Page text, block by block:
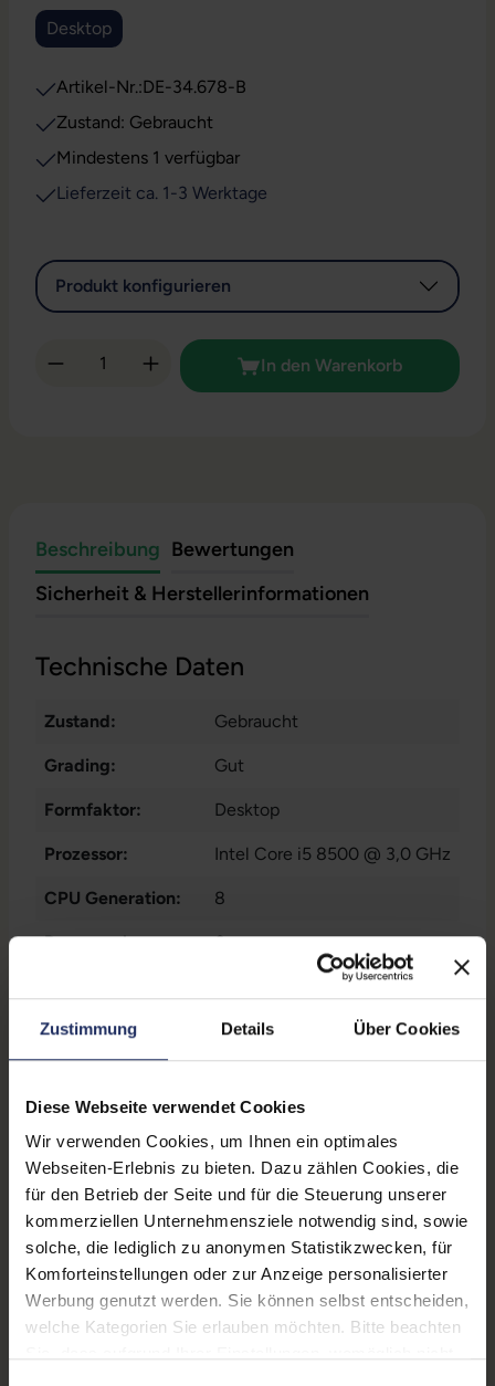
Zustimmung Details Über Cookies
Diese Webseite verwendet Cookies
Wir verwenden Cookies, um Ihnen ein optimales
Webseiten-Erlebnis zu bieten. Dazu zählen Cookies, die
für den Betrieb der Seite und für die Steuerung unserer
kommerziellen Unternehmensziele notwendig sind, sowie
solche, die lediglich zu anonymen Statistikzwecken, für
Komforteinstellungen oder zur Anzeige personalisierter
Werbung genutzt werden. Sie können selbst entscheiden,
welche Kategorien Sie erlauben möchten. Bitte beachten
Desktop
Artikel-Nr.:DE-34.678-B
Zustand: Gebraucht
Mindestens 1 verfügbar
Lieferzeit ca. 1-3 Werktage
Produkt konfigurieren
Produkt Anzahl: Gib den gewünschten
In den Warenkorb
Beschreibung Bewertungen
Sicherheit & Herstellerinformationen
Technische Daten
Zustand: Gebraucht
Grading: Gut
Formfaktor: Desktop
Prozessor: Intel Core i5 8500 @ 3,0 GHz
CPU Generation: 8
Prozessorkerne: 6
Intel® UHD Graphics 630
Datenspeicher: 250 GB SSD
WLAN: Nein
Betriebssystem: Windows 11 Professional
1x Audio - Ausgang - 3.5 mm
1x Audio / Mikrofon - 3.5 mm
Combo
USB 3 Typ C , 2x DisplayPort
Mehr anzeigen
Partnerprogramm: Ja